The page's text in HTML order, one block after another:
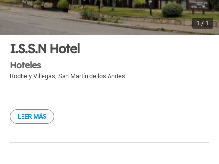
1 / 1
I.S.S.N Hotel
Hoteles
Rodhe y Villegas, San Martín de los Andes
LEER MÁS